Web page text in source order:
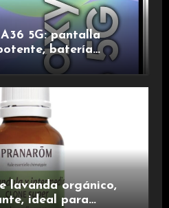
5G: pantalla
batería
rápida para una
lavanda orgánico,
ideal para